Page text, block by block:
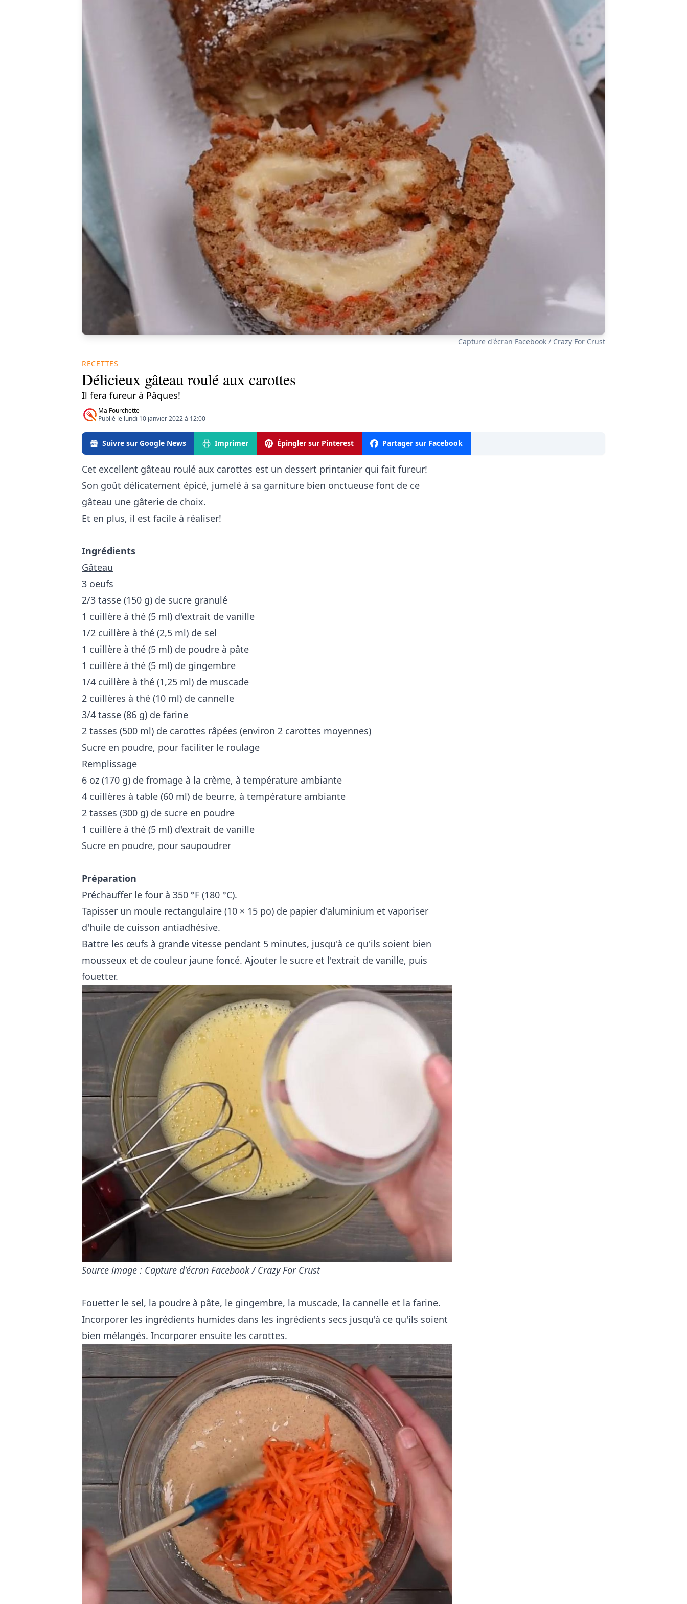
Capture d'écran Facebook / Crazy For Crust
RECETTES
Délicieux gâteau roulé aux carottes
Il fera fureur à Pâques!
Ma Fourchette
Publié le lundi 10 janvier 2022 à 12:00
Suivre sur Google News Imprimer Épingler sur Pinterest Partager sur Facebook
Cet excellent gâteau roulé aux carottes est un dessert printanier qui fait fureur!
Son goût délicatement épicé, jumelé à sa garniture bien onctueuse font de ce
gâteau une gâterie de choix.
Et en plus, il est facile à réaliser!
Ingrédients
Gâteau
3 oeufs
2/3 tasse (150 g) de sucre granulé
1 cuillère à thé (5 ml) d'extrait de vanille
1/2 cuillère à thé (2,5 ml) de sel
1 cuillère à thé (5 ml) de poudre à pâte
1 cuillère à thé (5 ml) de gingembre
1/4 cuillère à thé (1,25 ml) de muscade
2 cuillères à thé (10 ml) de cannelle
3/4 tasse (86 g) de farine
2 tasses (500 ml) de carottes râpées (environ 2 carottes moyennes)
Sucre en poudre, pour faciliter le roulage
Remplissage
6 oz (170 g) de fromage à la crème, à température ambiante
4 cuillères à table (60 ml) de beurre, à température ambiante
2 tasses (300 g) de sucre en poudre
1 cuillère à thé (5 ml) d'extrait de vanille
Sucre en poudre, pour saupoudrer
Préparation
Préchauffer le four à 350 °F (180 °C).
Tapisser un moule rectangulaire (10 × 15 po) de papier d'aluminium et vaporiser
d'huile de cuisson antiadhésive.
Battre les œufs à grande vitesse pendant 5 minutes, jusqu'à ce qu'ils soient bien
mousseux et de couleur jaune foncé. Ajouter le sucre et l'extrait de vanille, puis
fouetter.
Source image : Capture d'écran Facebook / Crazy For Crust
Fouetter le sel, la poudre à pâte, le gingembre, la muscade, la cannelle et la farine.
Incorporer les ingrédients humides dans les ingrédients secs jusqu'à ce qu'ils soient
bien mélangés. Incorporer ensuite les carottes.